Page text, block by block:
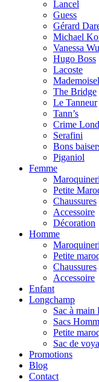
Lancel
Guess
Gérard
Michael
Vanessa Wu
Hugo Boss
Lacoste
The Bridge
Le Tanneur
Tann’s
Crime
Serafini
Bons
Piganiol
Femme
Petite
Chaussures
Accessoire
Décoration
Homme
Petite
Chaussures
Accessoire
Enfant
Longchamp
Sac à main
Sacs
Petite
Sac de
Promotions
Blog
Contact